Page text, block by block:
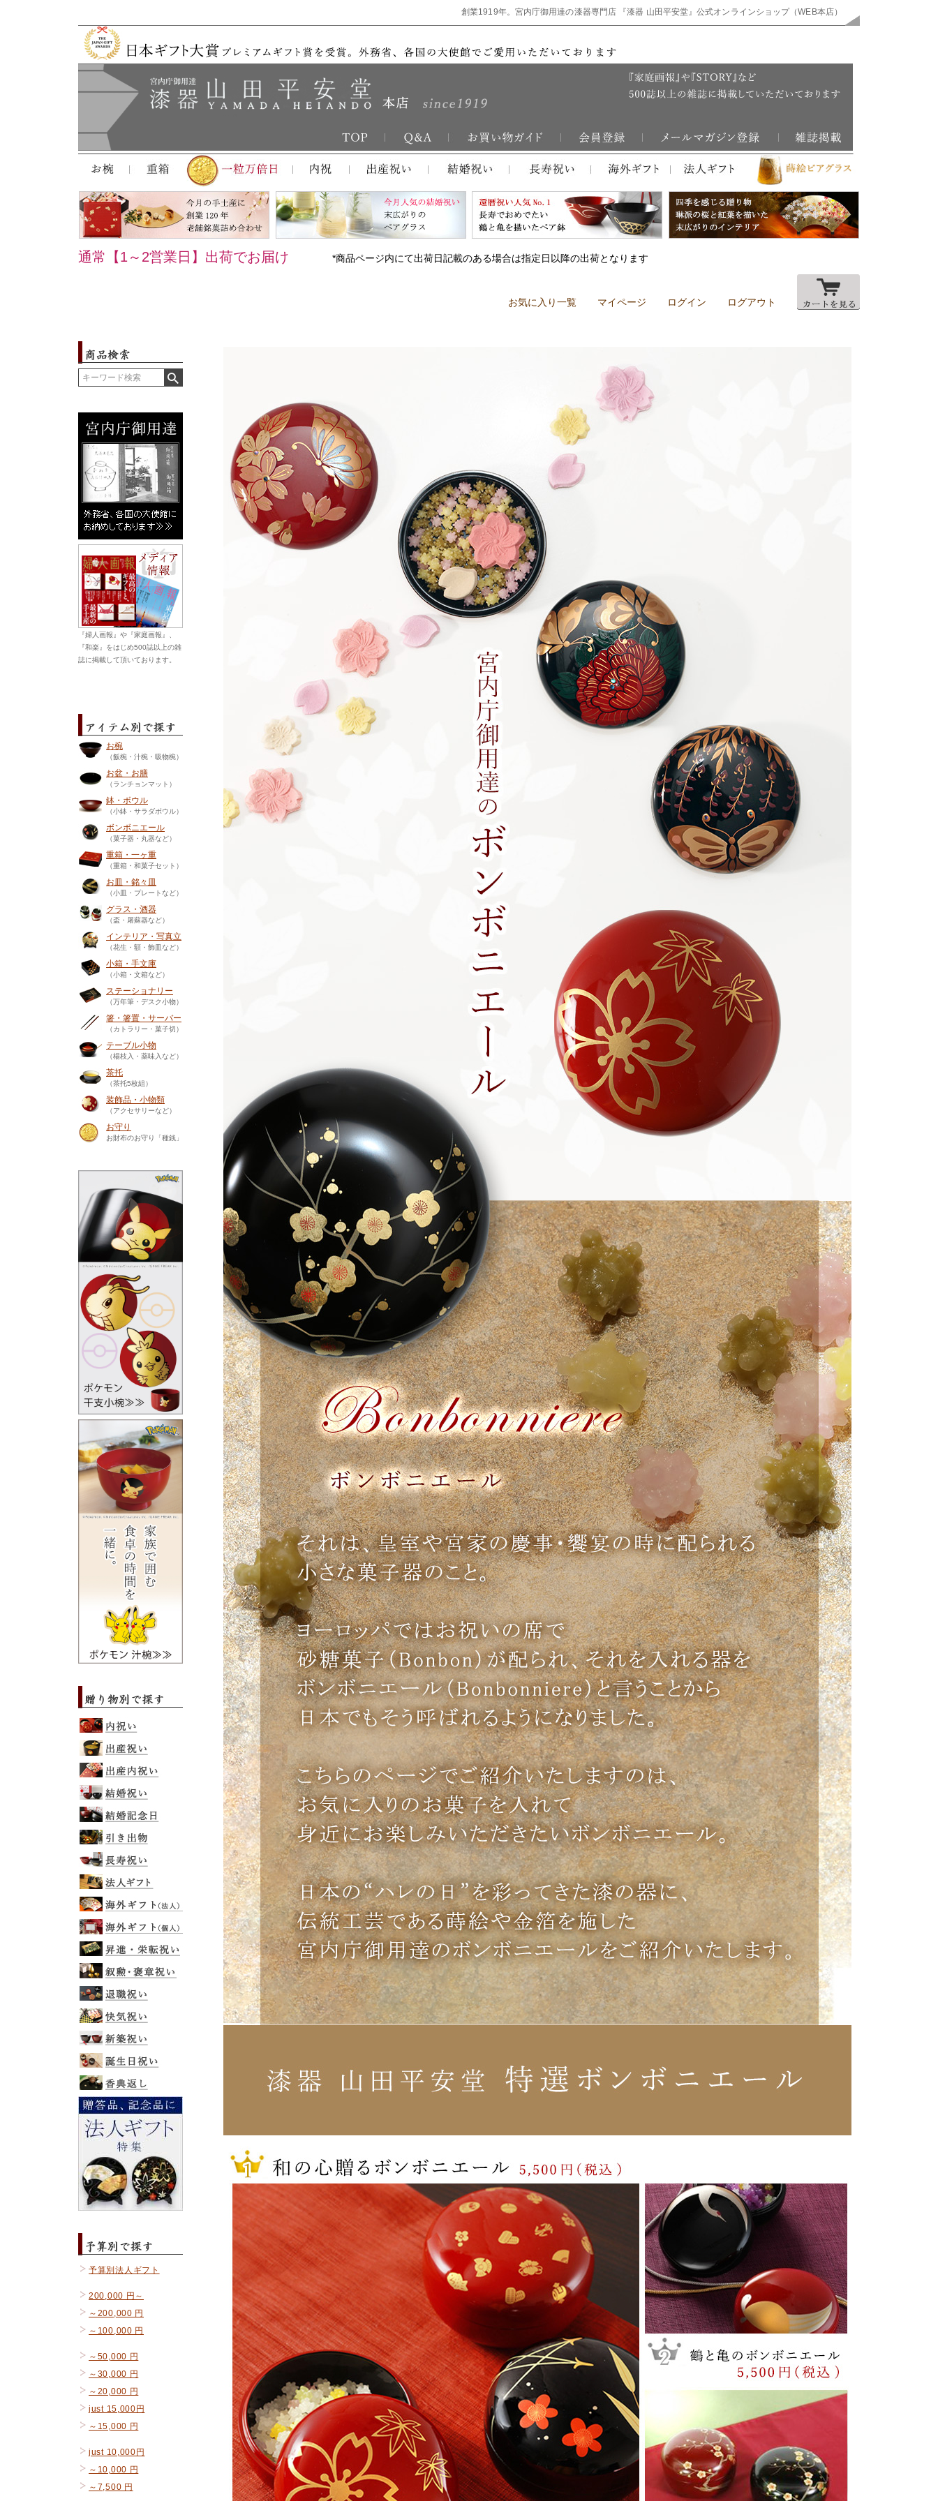
創業1919年。宮内庁御用達の漆器専門店 『漆器 山田平安堂』公式オンラインショップ（WEB本店）
通常【1～2営業日】出荷でお届け *商品ページ内にて出荷日記載のある場合は指定日以降の出荷となります
お気に入り一覧 マイページ ログイン ログアウト
『婦人画報』や『家庭画報』、
『和楽』をはじめ500誌以上の雑
誌に掲載して頂いております。
お椀
（飯椀・汁椀・吸物椀）
お盆・お膳
（ランチョンマット）
鉢・ボウル
（小鉢・サラダボウル）
ボンボニエール
（菓子器・丸器など）
重箱・一ヶ重
（重箱・和菓子セット）
お皿・銘々皿
（小皿・プレートなど）
グラス・酒器
（盃・屠蘇器など）
インテリア・写真立
（花生・額・飾皿など）
小箱・手文庫
（小箱・文箱など）
ステーショナリー
（万年筆・デスク小物）
箸・箸置・サーバー
（カトラリー・菓子切）
テーブル小物
（楊枝入・薬味入など）
茶托
（茶托5枚組）
装飾品・小物類
（アクセサリーなど）
お守り
お財布のお守り「種銭」
予算別法人ギフト
200,000 円～
～200,000 円
～100,000 円
～50,000 円
～30,000 円
～20,000 円
just 15,000円
～15,000 円
just 10,000円
～10,000 円
～7,500 円